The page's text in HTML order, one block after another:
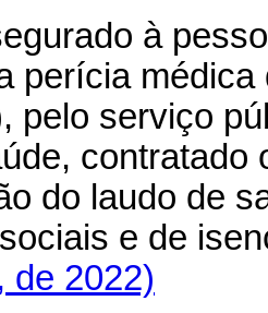
à
perícia
pelo serviço
contratado
do laudo de
e de
de 2022)